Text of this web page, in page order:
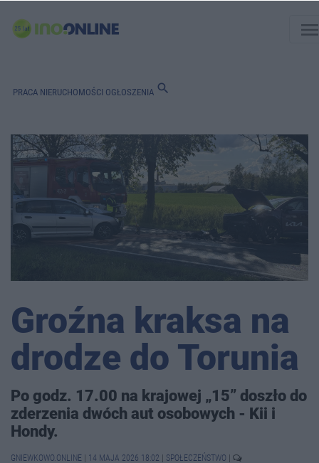
PRACA NIERUCHOMOŚCI OGŁOSZENIA search
Groźna kraksa na
drodze do Torunia
Po godz. 17.00 na krajowej „15” doszło do
zderzenia dwóch aut osobowych - Kii i
Hondy.
GNIEWKOWO.ONLINE 14 MAJA 2026 18:02 SPOŁECZEŃSTWO